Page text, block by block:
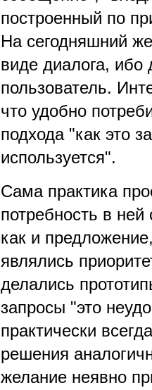
построенный по
На сегодняшний
виде диалога, ибо
пользователь.
что удобно
подхода "как это
используется".
Сама практика
потребность в ней
как и
являлись
делались
запросы "это
практически
решения
желание неявно